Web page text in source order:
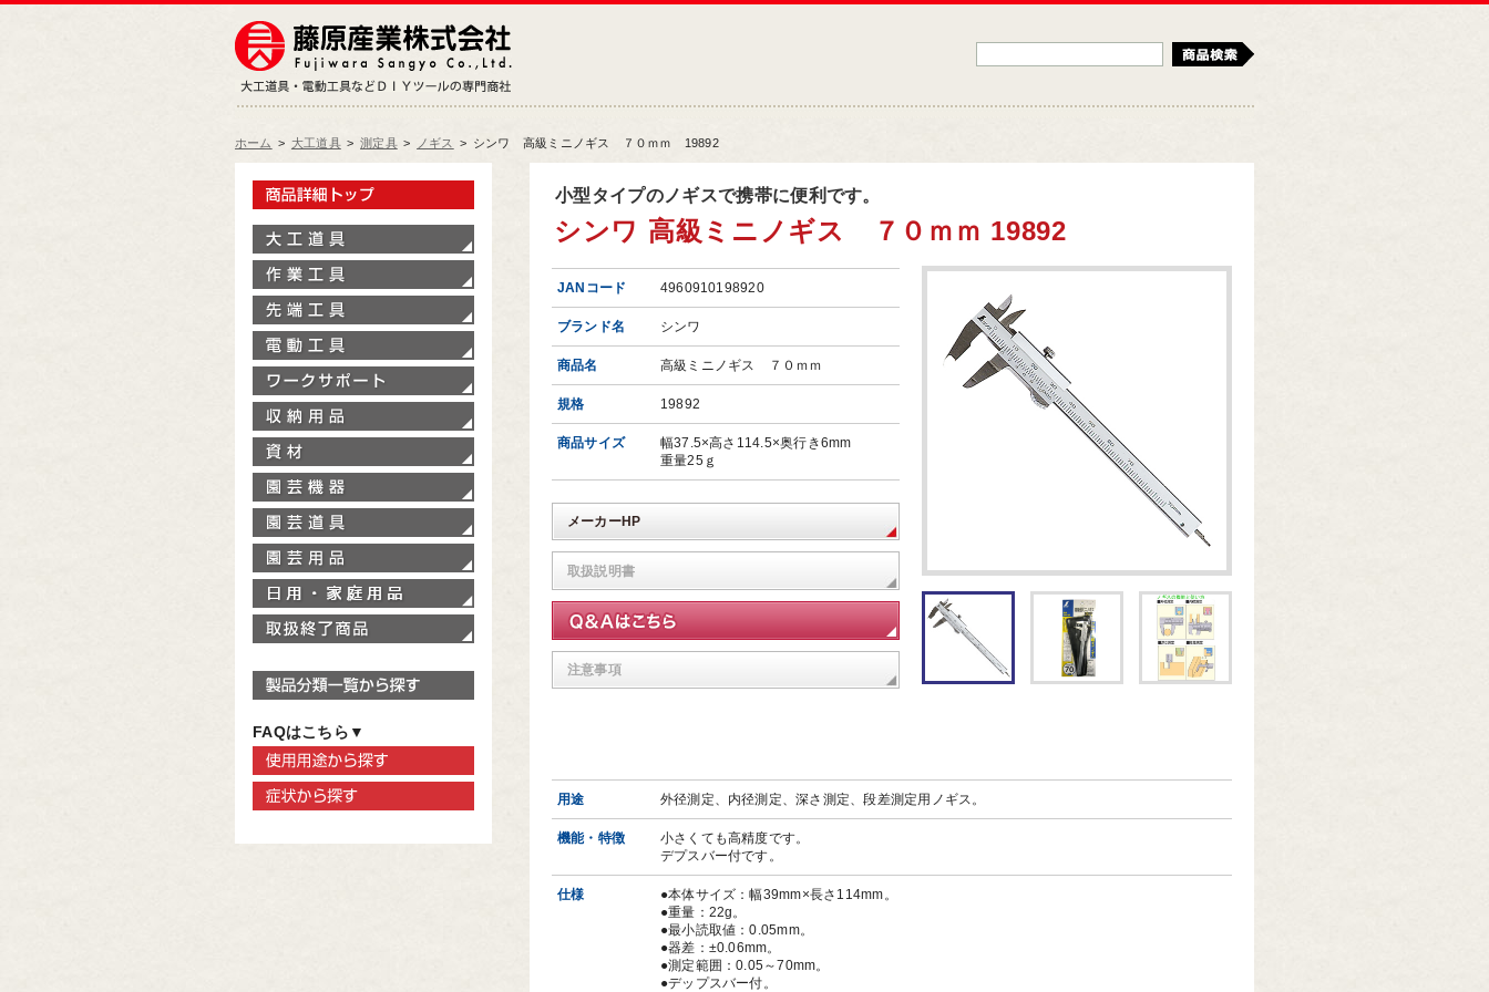
ホーム > 大工道具 > 測定具 > ノギス > シンワ 高級ミニノギス ７０ｍｍ 19892
小型タイプのノギスで携帯に便利です。
シンワ 高級ミニノギス ７０ｍｍ 19892
JANコード 4960910198920
ブランド名 シンワ
商品名 高級ミニノギス ７０ｍｍ
規格 19892
商品サイズ
幅37.5×高さ114.5×奥行き6mm
重量25ｇ
メーカーHP
取扱説明書
注意事項
用途 外径測定、内径測定、深さ測定、段差測定用ノギス。
機能・特徴
小さくても高精度です。
デプスバー付です。
仕様
●本体サイズ：幅39mm×長さ114mm。
●重量：22g。
●最小読取値：0.05mm。
●器差：±0.06mm。
●測定範囲：0.05～70mm。
●デップスバー付。
製品情報トップ
ワークサポート
製品分類一覧から探す
FAQはこちら▼